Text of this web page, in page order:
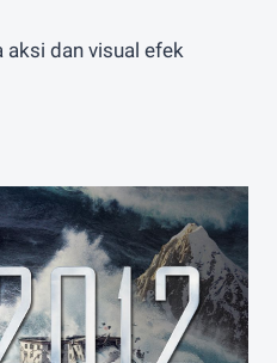
dan visual efek